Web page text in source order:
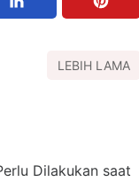
LEBIH LAMA
Dilakukan saat